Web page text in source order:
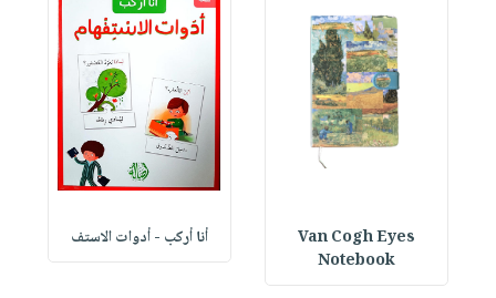
Van Cogh Eyes
Notebook
أنا أركب - أدوات الاستف